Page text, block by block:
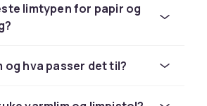
avhenger av materialene du
sikrer at du alltid har riktig
limtypen for papir og
og hva passer det til?